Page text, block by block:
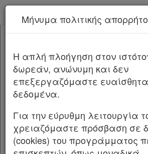
Κεφαλίδα
Σώμα
Υπογραφές
Νέα υπηρεσία Kodiko Assistant.
Αριθμ.202819ΦΕΚ Δ 474/
Μερική Ανάκληση της υπ’ αρ.
360) και της υπ’ αρ. 1265/1976
απόφασης Κήρυξης
έκταση στη θέση «Νέα
Μήνυμα πολιτικής
H απλή πλοήγηση στον
δωρεάν, ανώνυμη και δεν
επεξεργαζόμαστε
δεδομένα.
Για την εύρυθμη λειτουργία
χρειαζόμαστε πρόσβαση σε
(cookies) του προγράμματος